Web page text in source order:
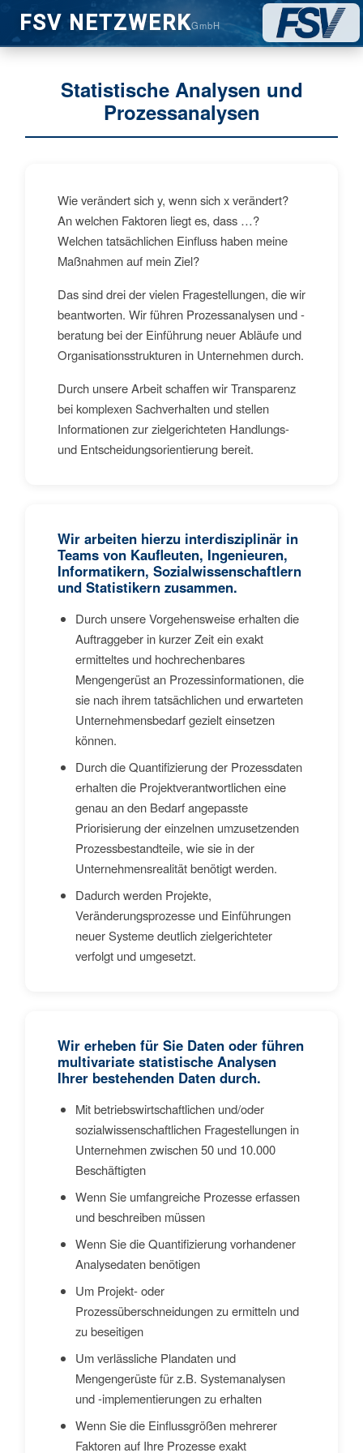
FSV NETZWERKGmbH
Statistische Analysen und
Prozessanalysen
Wie verändert sich y, wenn sich x verändert?
An welchen Faktoren liegt es, dass …?
Welchen tatsächlichen Einfluss haben meine
Maßnahmen auf mein Ziel?
Das sind drei der vielen Fragestellungen, die wir
beantworten. Wir führen Prozessanalysen und -
beratung bei der Einführung neuer Abläufe und
Organisationsstrukturen in Unternehmen durch.
Durch unsere Arbeit schaffen wir Transparenz
bei komplexen Sachverhalten und stellen
Informationen zur zielgerichteten Handlungs-
und Entscheidungsorientierung bereit.
Wir arbeiten hierzu interdisziplinär in
Teams von Kaufleuten, Ingenieuren,
Informatikern, Sozialwissenschaftlern
und Statistikern zusammen.
Durch unsere Vorgehensweise erhalten die
Auftraggeber in kurzer Zeit ein exakt
ermitteltes und hochrechenbares
Mengengerüst an Prozessinformationen, die
sie nach ihrem tatsächlichen und erwarteten
Unternehmensbedarf gezielt einsetzen
können.
Durch die Quantifizierung der Prozessdaten
erhalten die Projektverantwortlichen eine
genau an den Bedarf angepasste
Priorisierung der einzelnen umzusetzenden
Prozessbestandteile, wie sie in der
Unternehmensrealität benötigt werden.
Dadurch werden Projekte,
Veränderungsprozesse und Einführungen
neuer Systeme deutlich zielgerichteter
verfolgt und umgesetzt.
Wir erheben für Sie Daten oder führen
multivariate statistische Analysen
Ihrer bestehenden Daten durch.
Mit betriebswirtschaftlichen und/oder
sozialwissenschaftlichen Fragestellungen in
Unternehmen zwischen 50 und 10.000
Beschäftigten
Wenn Sie umfangreiche Prozesse erfassen
und beschreiben müssen
Wenn Sie die Quantifizierung vorhandener
Analysedaten benötigen
Um Projekt- oder
Prozessüberschneidungen zu ermitteln und
zu beseitigen
Um verlässliche Plandaten und
Mengengerüste für z.B. Systemanalysen
und -implementierungen zu erhalten
Wenn Sie die Einflussgrößen mehrerer
Faktoren auf Ihre Prozesse exakt